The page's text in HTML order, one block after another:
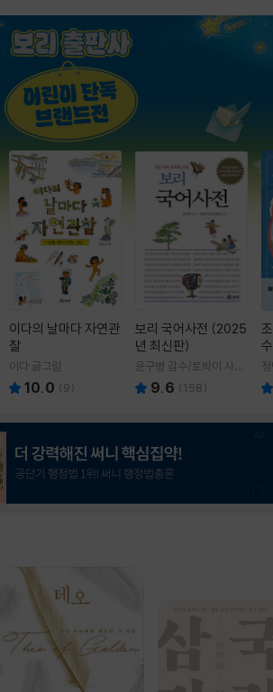
이다의 날마다 자연관
찰
이다 글그림
10.0 (9)
보리 국어사전 (2025
년 최신판)
윤구병 감수/토박이 사전
편찬실 편
9.6 (158)